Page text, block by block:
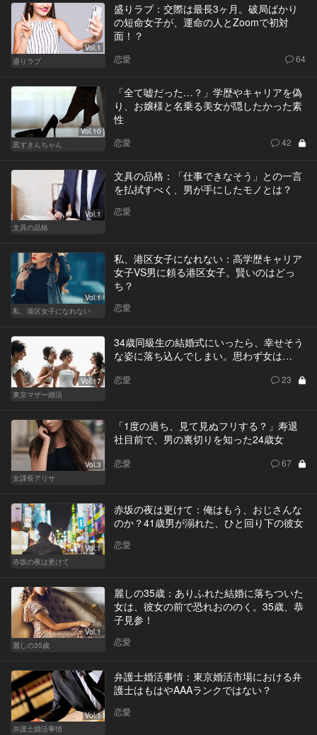
Vol.1
盛りラブ
盛りラブ：交際は最長3ヶ月。破局ばかり
の短命女子が、運命の人とZoomで初対
面！？
恋愛 64
Vol.10
黒ずきんちゃん
「全て嘘だった…？」学歴やキャリアを偽
り、お嬢様と名乗る美女が隠したかった素
性
恋愛 42
Vol.1
文具の品格
文具の品格：「仕事できなそう」との一言
を払拭すべく、男が手にしたモノとは？
恋愛
Vol.1
私、港区女子になれない
私、港区女子になれない：高学歴キャリア
女子VS男に頼る港区女子。賢いのはどっ
ち？
恋愛
Vol.17
東京マザー婚活
34歳同級生の結婚式にいったら、幸せそう
な姿に落ち込んでしまい。思わず女は…
恋愛 23
Vol.3
女課長アリサ
「1度の過ち、見て見ぬフリする？」寿退
社目前で、男の裏切りを知った24歳女
恋愛 67
Vol.1
赤坂の夜は更けて
赤坂の夜は更けて：俺はもう、おじさんな
のか？41歳男が溺れた、ひと回り下の彼女
恋愛
Vol.1
麗しの35歳
麗しの35歳：ありふれた結婚に落ちついた
女は、彼女の前で恐れおののく。35歳、恭
子見参！
恋愛
Vol.1
弁護士婚活事情
弁護士婚活事情：東京婚活市場における弁
護士はもはやAAAランクではない？
恋愛